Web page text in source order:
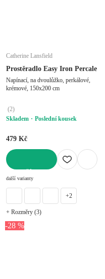
Catherine Lansfield
Prostěradlo Easy Iron Percale
Napínací, na dvoulůžko, perkálové,
krémové, 150x200 cm
(2)
Skladem
Poslední kousek
479 Kč
další varianty
+2
+ Rozměry (3)
-28 %